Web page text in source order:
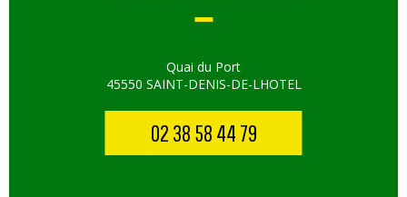
Quai du Port
45550 SAINT-DENIS-DE-LHOTEL
02 38 58 44 79